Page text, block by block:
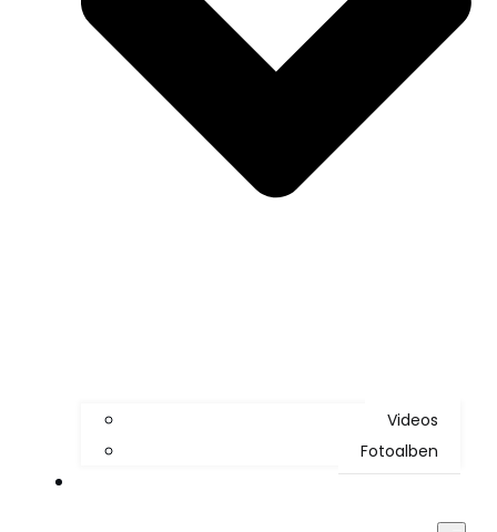
Videos
Fotoalben
Kontakt